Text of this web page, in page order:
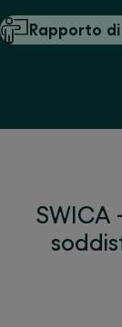
Rapporto
SWICA